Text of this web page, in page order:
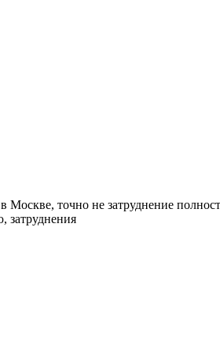
Москве, точно не затруднение
затруднения